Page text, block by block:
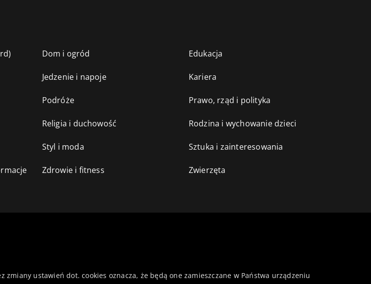
Dom i ogród Edukacja
Jedzenie i napoje Kariera
Podróże Prawo, rząd i polityka
Religia i duchowość Rodzina i wychowanie dzieci
Styl i moda Sztuka i zainteresowania
Zdrowie i fitness Zwierzęta
ustawień dot. cookies oznacza, że będą one zamieszczane w Państwa urządzeniu